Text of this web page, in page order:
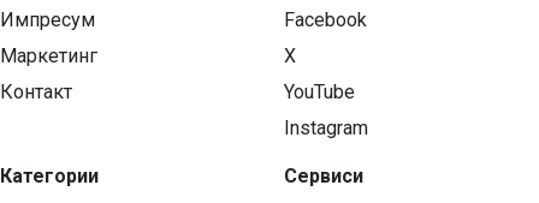
Импресум
Маркетинг
Контакт
Категории
Facebook
X
YouTube
Instagram
Сервиси